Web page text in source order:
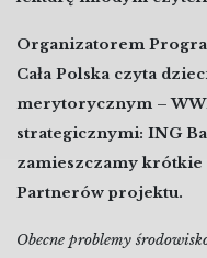
Organizatorem
Cała Polska czyta
merytorycznym –
strategicznymi: ING
zamieszczamy
Partnerów projektu.
Obecne problemy